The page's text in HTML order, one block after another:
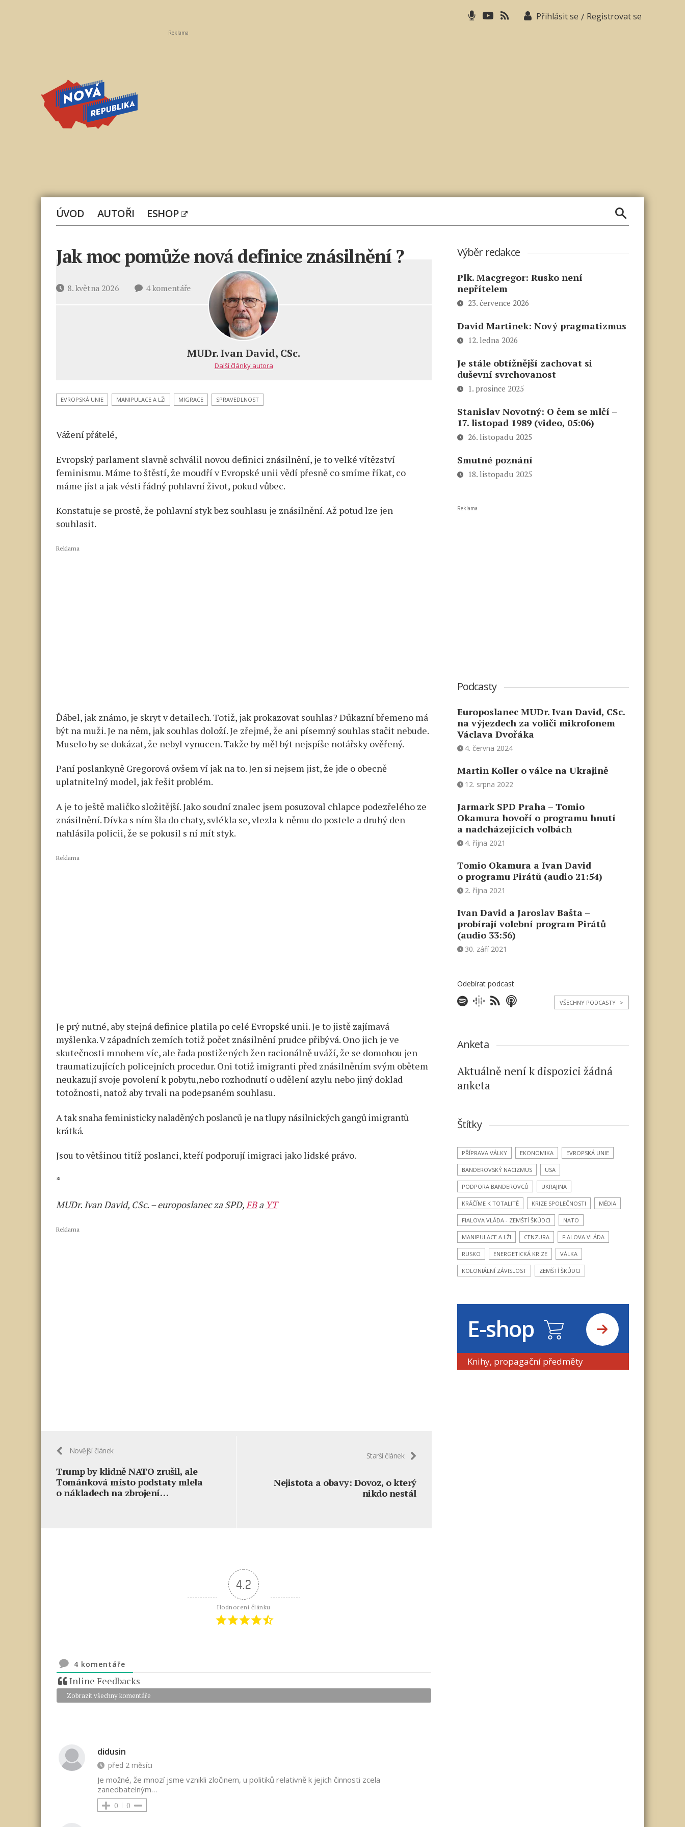
Přihlásit se / Registrovat se
Reklama
ÚVOD AUTOŘI ESHOP
Jak moc pomůže nová definice znásilnění ?
Datum8. května 2026 4 komentářeu
textu
názvem
moc
pomůže
znásilnění
MUDr. Ivan David, CSc.
Další články autora
EVROPSKÁ UNIE MANIPULACE A LŽI MIGRACE SPRAVEDLNOST
Vážení přátelé,
Evropský parlament slavně schválil novou definici znásilnění, je to velké vítězství
feminismu. Máme to štěstí, že moudří v Evropské unii vědí přesně co smíme říkat, co
máme jíst a jak vésti řádný pohlavní život, pokud vůbec.
Konstatuje se prostě, že pohlavní styk bez souhlasu je znásilnění. Až potud lze jen
souhlasit.
Reklama
Ďábel, jak známo, je skryt v detailech. Totiž, jak prokazovat souhlas? Důkazní břemeno má
být na muži. Je na něm, jak souhlas doloží. Je zřejmé, že ani písemný souhlas stačit nebude.
Muselo by se dokázat, že nebyl vynucen. Takže by měl být nejspíše notářsky ověřený.
Paní poslankyně Gregorová ovšem ví jak na to. Jen si nejsem jist, že jde o obecně
uplatnitelný model, jak řešit problém.
A je to ještě maličko složitější. Jako soudní znalec jsem posuzoval chlapce podezřelého ze
znásilnění. Dívka s ním šla do chaty, svlékla se, vlezla k němu do postele a druhý den
nahlásila policii, že se pokusil s ní mít styk.
Reklama
Je prý nutné, aby stejná definice platila po celé Evropské unii. Je to jistě zajímavá
myšlenka. V západních zemích totiž počet znásilnění prudce přibývá. Ono jich je ve
skutečnosti mnohem víc, ale řada postižených žen racionálně uváží, že se domohou jen
traumatizujících policejních procedur. Oni totiž imigranti před znásilněním svým obětem
neukazují svoje povolení k pobytu,nebo rozhodnutí o udělení azylu nebo jiný doklad
totožnosti, natož aby trvali na podepsaném souhlasu.
A tak snaha feministicky naladěných poslanců je na tlupy násilnických gangů imigrantů
krátká.
Jsou to většinou titíž poslanci, kteří podporují imigraci jako lidské právo.
*
MUDr. Ivan David, CSc. – europoslanec za SPD,FBa YT
Reklama
Novější článek
Trump by klidně NATO zrušil, ale
Tománková místo podstaty mlela
o nákladech na zbrojení…
Starší článek
Nejistota a obavy: Dovoz, o který
nikdo nestál
4.2
Hodnocení článku
4 komentáře
Inline Feedbacks
Zobrazit všechny komentáře
didusin
před 2 měsíci
Je možné, že mnozí jsme vznikli zločinem, u politiků relativně k jejich činnosti zcela
zanedbatelným…
0 0
Výběr redakce
Plk. Macgregor: Rusko není
nepřítelem
23. července 2026
David Martinek: Nový pragmatizmus
12. ledna 2026
Je stále obtížnější zachovat si
duševní svrchovanost
1. prosince 2025
Stanislav Novotný: O čem se mlčí –
17. listopad 1989 (video, 05:06)
26. listopadu 2025
Smutné poznání
18. listopadu 2025
Reklama
Podcasty
Europoslanec MUDr. Ivan David, CSc.
na výjezdech za voliči mikrofonem
Václava Dvořáka
4. června 2024
Martin Koller o válce na Ukrajině
12. srpna 2022
Jarmark SPD Praha – Tomio
Okamura hovoří o programu hnutí
a nadcházejících volbách
4. října 2021
Tomio Okamura a Ivan David
o programu Pirátů (audio 21:54)
2. října 2021
Ivan David a Jaroslav Bašta –
probírají volební program Pirátů
(audio 33:56)
30. září 2021
Odebírat podcast
VŠECHNY PODCASTY >
Anketa
Aktuálně není k dispozici žádná
anketa
Štítky
PŘÍPRAVA VÁLKY EKONOMIKA EVROPSKÁ UNIE
BANDEROVSKÝ NACIZMUS USA
PODPORA BANDEROVCŮ UKRAJINA
KRÁČÍME K TOTALITĚ KRIZE SPOLEČNOSTI MÉDIA
FIALOVA VLÁDA - ZEMŠTÍ ŠKŮDCI NATO
MANIPULACE A LŽI CENZURA FIALOVA VLÁDA
RUSKO ENERGETICKÁ KRIZE VÁLKA
KOLONIÁLNÍ ZÁVISLOST ZEMŠTÍ ŠKŮDCI
E-shop
Knihy, propagační předměty